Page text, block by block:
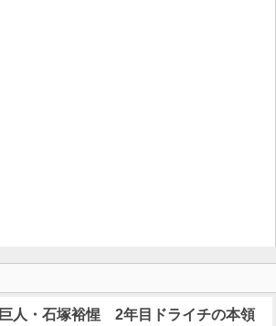
巨人・石塚裕惺 2年目ドライチの本領